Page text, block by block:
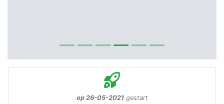
op 26-05-2021gestart